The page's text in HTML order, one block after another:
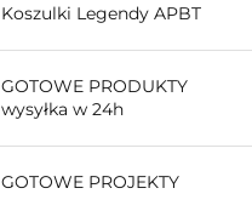
Koszulki Legendy APBT
GOTOWE PRODUKTY
wysyłka w 24h
GOTOWE PROJEKTY